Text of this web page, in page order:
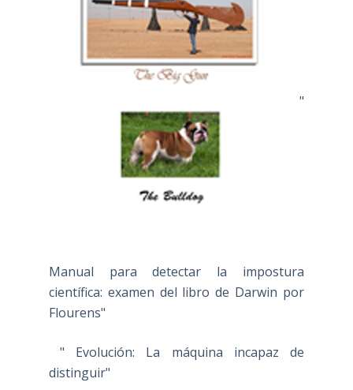
"
Manual para detectar la impostura
científica: examen del libro de Darwin por
Flourens"
" Evolución: La máquina incapaz de
distinguir"